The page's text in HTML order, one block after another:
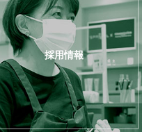
採用情報